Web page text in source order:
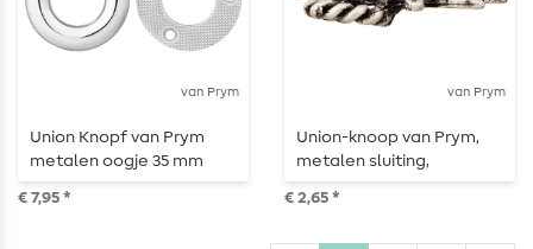
van Prym
Union Knopf van Prym
metalen oogje 35 mm
zilver
€ 7,95 *
van Prym
Union-knoop van Prym,
metalen sluiting,
edelweiss, doorgang 8
mm, zilver
€ 2,65 *